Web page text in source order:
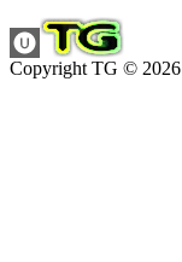
Copyright TG © 2026